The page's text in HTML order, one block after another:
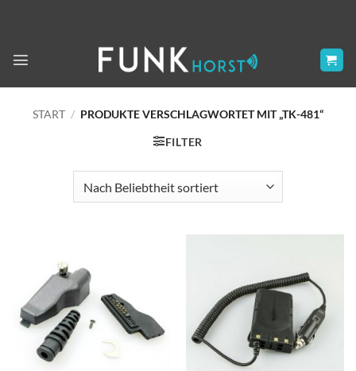
START / PRODUKTE VERSCHLAGWORTET MIT „TK-481“
FILTER